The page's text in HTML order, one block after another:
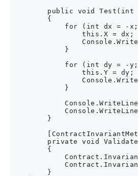
public void Test(int
        {
for (int dx = -
                this.X = dx;
            }
for (int dy = -
                this.Y = dy;
            }
        }
private void
        {
        }